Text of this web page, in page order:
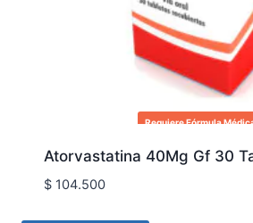
Requiere Fórmula
Atorvastatina 40Mg Gf 30
$104.500